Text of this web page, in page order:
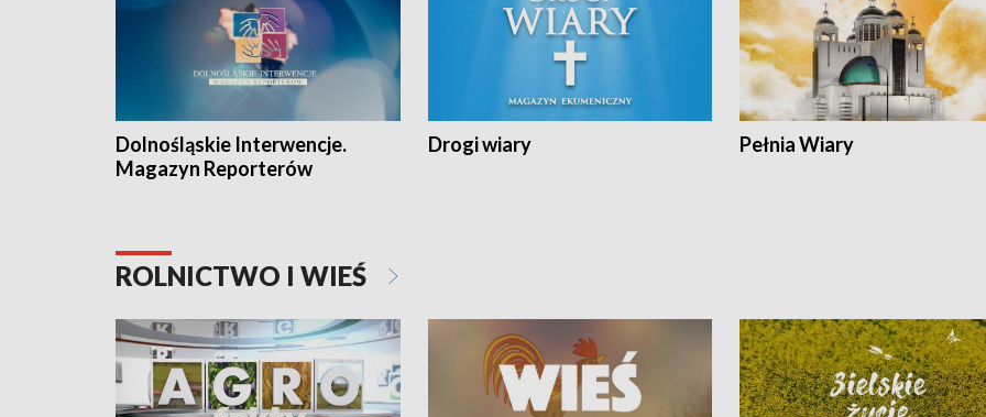
Dolnośląskie Interwencje.
Magazyn Reporterów
Drogi wiary Pełnia Wiary
ROLNICTWO I WIEŚ